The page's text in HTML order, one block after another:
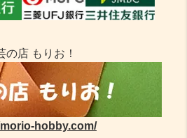
の店 もりお！
hobby.com/